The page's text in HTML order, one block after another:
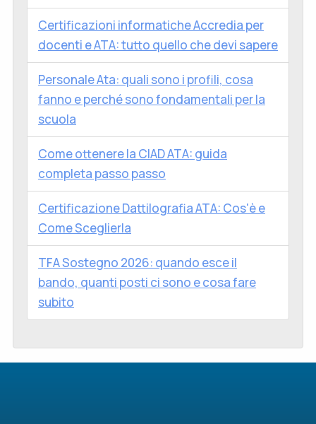
Certificazioni informatiche Accredia per
docenti e ATA: tutto quello che devi sapere
Personale Ata: quali sono i profili, cosa
fanno e perché sono fondamentali per la
scuola
Come ottenere la CIAD ATA: guida
completa passo passo
Certificazione Dattilografia ATA: Cos'è e
Come Sceglierla
TFA Sostegno 2026: quando esce il
bando, quanti posti ci sono e cosa fare
subito